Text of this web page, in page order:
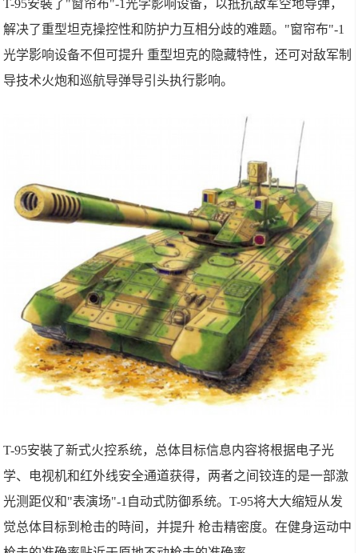
T-95安裝了"窗帘布"-1光学影响设备，以抵抗敌军空地导弹，
解决了重型坦克操控性和防护力互相分歧的难题。"窗帘布"-1
光学影响设备不但可提升 重型坦克的隐藏特性，还可对敌军制
导技术火炮和巡航导弹导引头执行影响。
T-95安裝了新式火控系统，总体目标信息内容将根据电子光
学、电视机和红外线安全通道获得，两者之间铰连的是一部激
光测距仪和"表演场"-1自动式防御系统。T-95将大大缩短从发
觉总体目标到枪击的時间，并提升 枪击精密度。在健身运动中